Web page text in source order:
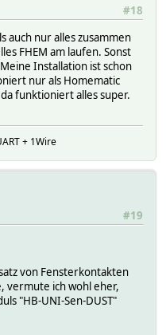
#18
auch nur alles zusammen
FHEM am laufen. Sonst
Installation ist schon
nur als Homematic
funktioniert alles super.
+ 1Wire
#19
von Fensterkontakten
vermute ich wohl eher,
"HB-UNI-Sen-DUST"